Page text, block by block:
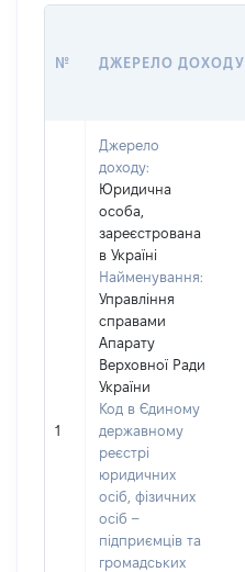
№ ДЖЕРЕЛО ДОХОДУ
1
Джерело
доходу:
Юридична
особа,
зареєстрована
в Україні
Найменування:
Управління
справами
Апарату
Верховної Ради
України
Код в Єдиному
державному
реєстрі
юридичних
осіб, фізичних
осіб –
підприємців та
громадських